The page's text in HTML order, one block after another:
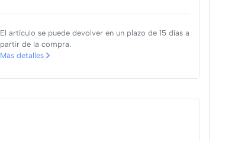
El artículo se puede devolver en un plazo de 15 días a
partir de la compra.
Más detalles